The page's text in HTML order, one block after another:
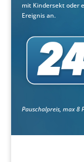
mit Kindersekt oder
Ereignis an.
Pauschalpreis, max 8